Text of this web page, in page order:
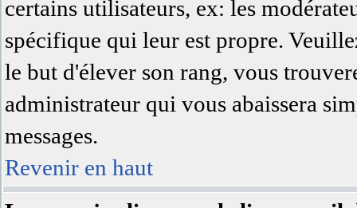
certains utilisateurs, ex: les
spécifique qui leur est propre.
le but d'élever son rang, vous
administrateur qui vous abaissera
messages.
Revenir en haut